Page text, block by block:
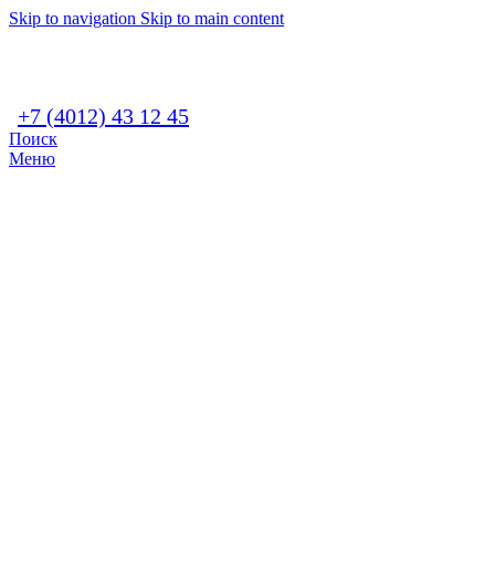
Skip to navigation Skip to main content
+7 (4012) 43 12 45
Поиск
Меню